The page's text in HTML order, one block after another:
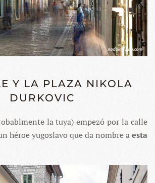
Y LA PLAZA NIKOLA
DURKOVIC
la tuya) empezó por la calle
héroe yugoslavo que da nombre aesta